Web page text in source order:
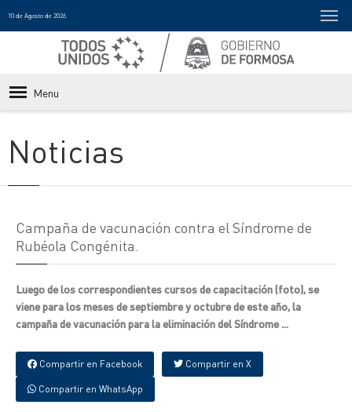
10 de Agosto de 2026
Menu
Noticias
Campaña de vacunación contra el Síndrome de
Rubéola Congénita.
Luego de los correspondientes cursos de capacitación (foto), se
viene para los meses de septiembre y octubre de este año, la
campaña de vacunación para la eliminación del Síndrome ...
Compartir en Facebook Compartir en X
Compartir en WhatsApp